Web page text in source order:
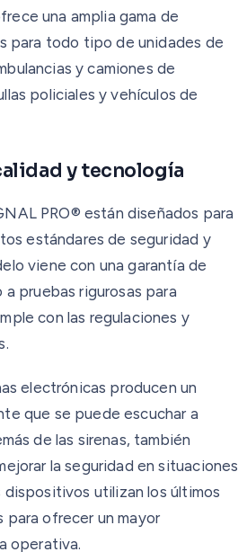
una amplia gama de
para todo tipo de unidades de
y camiones de
policiales y vehículos de
y tecnología
PRO® están diseñados para
estándares de seguridad y
viene con una garantía de
pruebas rigurosas para
con las regulaciones y
electrónicas producen un
que se puede escuchar a
de las sirenas, también
la seguridad en situaciones
dispositivos utilizan los últimos
ofrecer un mayor
operativa.